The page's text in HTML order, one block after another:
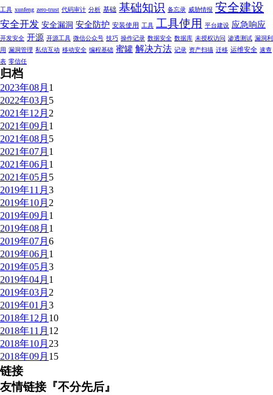
工具 xunfeng zero-trust 代码审计 分析 基础 基础知识 备忘录 威胁情报 安全建设
安全开发 安全漏洞 安全防护 安装使用 工具 工具使用 平台建设 应急响应
开发安全 开源 开源工具 微信公众号 技巧 操作记录 数据安全 数据库 未授权访问 渗透测试 漏洞利
用 漏洞管理 私信互动 移动安全 编程基础 蜜罐 解决方法 记录 资产扫描 迁移 运维安全 速查
表 零信任
归档
2023年08月 1
2022年03月 5
2021年12月 2
2021年09月 1
2021年08月 5
2021年07月 1
2021年06月 1
2021年05月 5
2019年11月 3
2019年10月 2
2019年09月 1
2019年08月 1
2019年07月 6
2019年06月 1
2019年05月 3
2019年04月 1
2019年03月 2
2019年01月 3
2018年12月 10
2018年11月 12
2018年10月 23
2018年09月 15
链接
友情链接『不分先后』